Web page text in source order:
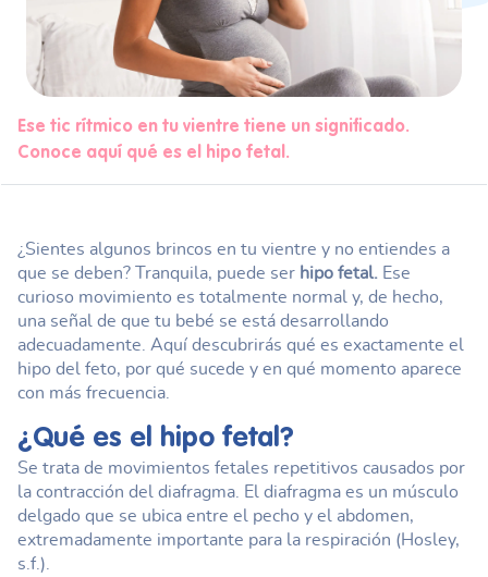
Ese tic rítmico en tu vientre tiene un significado.
Conoce aquí qué es el hipo fetal.
¿Sientes algunos brincos en tu vientre y no entiendes a
que se deben? Tranquila, puede ser hipo fetal. Ese
curioso movimiento es totalmente normal y, de hecho,
una señal de que tu bebé se está desarrollando
adecuadamente. Aquí descubrirás qué es exactamente el
hipo del feto, por qué sucede y en qué momento aparece
con más frecuencia.
¿Qué es el hipo fetal?
Se trata de movimientos fetales repetitivos causados por
la contracción del diafragma. El diafragma es un músculo
delgado que se ubica entre el pecho y el abdomen,
extremadamente importante para la respiración (Hosley,
s.f.).